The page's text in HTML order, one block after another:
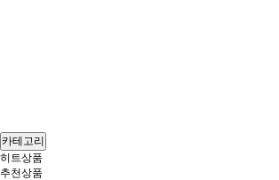
카테고리
히트상품
추천상품